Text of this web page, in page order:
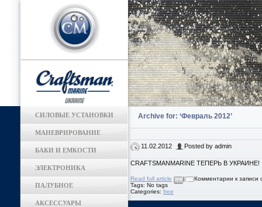
Archive for: ‘Февраль 2012’
11.02.2012 Posted by admin
CRAFTSMANMARINE ТЕПЕРЬ В УКРАИНЕ!
Read full article | Комментарии к записи
Tags: No tags
Categories: free
СИЛОВЫЕ УСТАНОВКИ
МАНЕВРИРОВАНИЕ
БАКИ И ЕМКОСТИ
ЭЛЕКТРОНИКА
ПАЛУБНОЕ
АКСЕССУАРЫ